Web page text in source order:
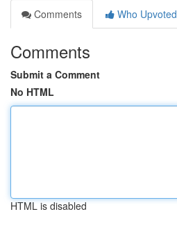
Comments
Who Upvoted
Comments
Submit a Comment
No HTML
HTML is disabled